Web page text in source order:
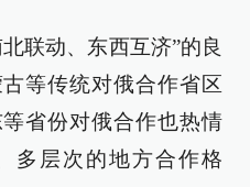
联动、东西互济”的良
等传统对俄合作省区
省份对俄合作也热情
多层次的地方合作格